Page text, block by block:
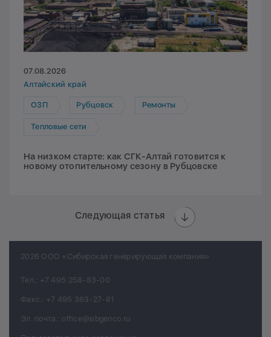
07.08.2026
Алтайский край
ОЗП Рубцовск Ремонты
Тепловые сети
На низком старте: как СГК-Алтай готовится к
новому отопительному сезону в Рубцовске
Следующая статья
2026 ООО «Сибирская генерирующая компания»
Тел.: +7 495 258-83-00
Факс.: +7 495 363-27-81
Эл. почта.: office@sibgenco.ru